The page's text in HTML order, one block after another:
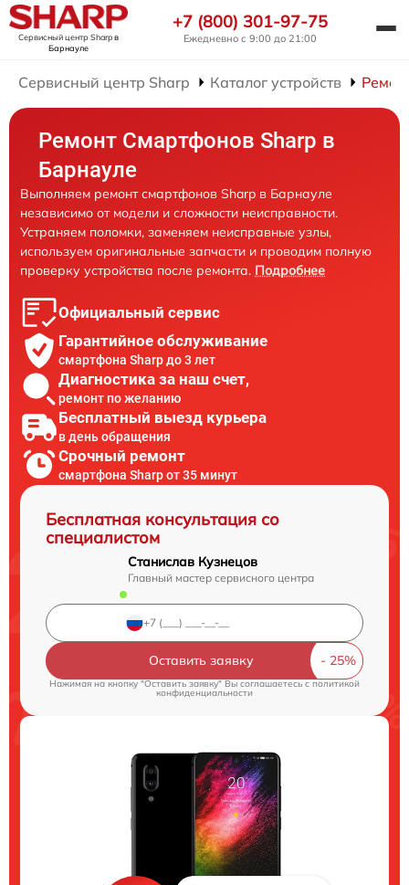
Сервисный центр Sharpв
Барнауле
+7 (800) 301-97-75
Ежедневно с 9:00 до 21:00
Сервисный центр Sharp Каталог устройств
Ремонт Смартфонов Sharp в
Барнауле
Выполняем ремонт смартфонов Sharp в Барнауле
независимо от модели и сложности неисправности.
Устраняем поломки, заменяем неисправные узлы,
используем оригинальные запчасти и проводим полную
проверку устройства после ремонта. Подробнее
Официальный сервис
Гарантийное обслуживание
смартфона Sharp до 3 лет
Диагностика за наш счет,
ремонт по желанию
Бесплатный выезд курьера
в день обращения
Срочный ремонт
смартфона Sharp от 35 минут
Бесплатная консультация со
специалистом
Станислав Кузнецов
Главный мастер сервисного центра
Оставить заявку
Нажимая на кнопку "Оставить заявку" Вы соглашаетесь cполитикой
конфиденциальности